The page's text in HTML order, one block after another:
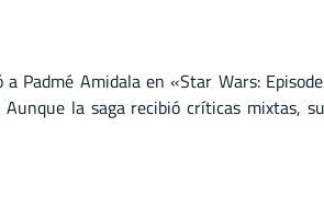
Padmé Amidala en «Star Wars:
la saga recibió críticas mixtas,